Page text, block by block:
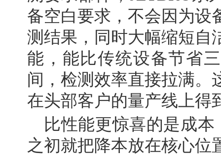
备空白要求，不会因为设
测结果，同时大幅缩短自
能，能比传统设备节省
间，检测效率直接拉满。
在头部客户的量产线上得
比性能更惊喜的是成
之初就把降本放在核心位